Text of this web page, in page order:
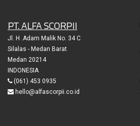
PT. ALFA SCORPII
Jl. H .Adam Malik No. 34 C
Silalas - Medan Barat
Medan 20214
INDONESIA
(061) 453 0935
hello@alfascorpii.co.id